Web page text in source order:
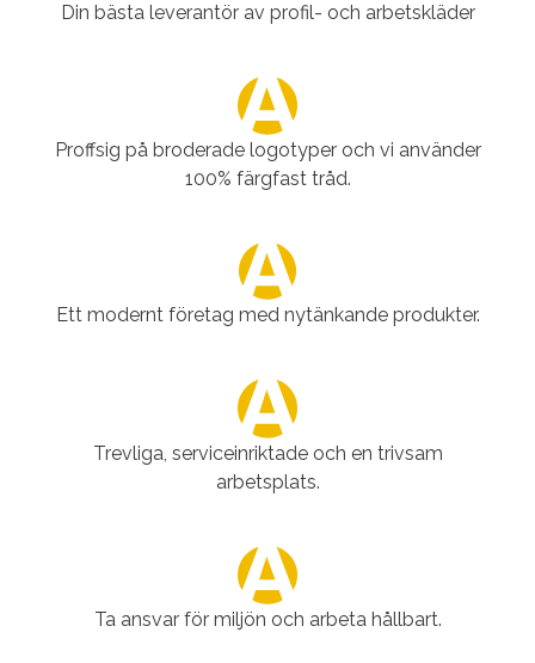
Din bästa leverantör av profil- och arbetskläder
Proffsig på broderade logotyper och vi använder
100% färgfast tråd.
Ett modernt företag med nytänkande produkter.
Trevliga, serviceinriktade och en trivsam
arbetsplats.
Ta ansvar för miljön och arbeta hållbart.